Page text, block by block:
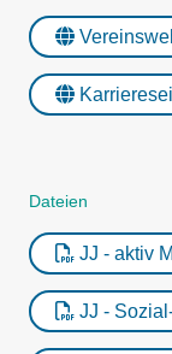
Dateien
JJ - aktiv
JJ -